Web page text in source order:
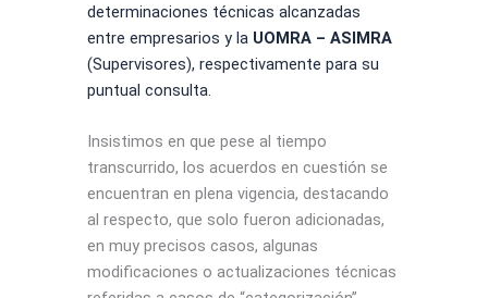
determinaciones técnicas alcanzadas
entre empresarios y la UOMRA – ASIMRA
(Supervisores), respectivamente para su
puntual consulta.
Insistimos en que pese al tiempo
transcurrido, los acuerdos en cuestión se
encuentran en plena vigencia, destacando
al respecto, que solo fueron adicionadas,
en muy precisos casos, algunas
modificaciones o actualizaciones técnicas